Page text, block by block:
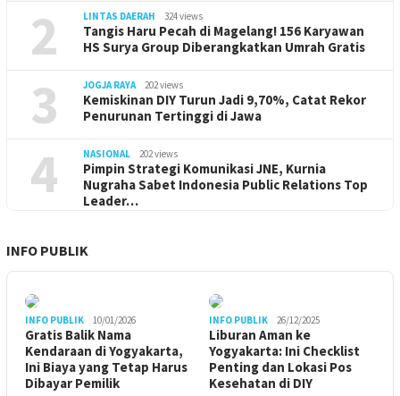
2 LINTAS DAERAH 324 views
Tangis Haru Pecah di Magelang! 156 Karyawan
HS Surya Group Diberangkatkan Umrah Gratis
3 JOGJA RAYA 202 views
Kemiskinan DIY Turun Jadi 9,70%, Catat Rekor
Penurunan Tertinggi di Jawa
4 NASIONAL 202 views
Pimpin Strategi Komunikasi JNE, Kurnia
Nugraha Sabet Indonesia Public Relations Top
Leader…
INFO PUBLIK
INFO PUBLIK 10/01/2026
Gratis Balik Nama
Kendaraan di Yogyakarta,
Ini Biaya yang Tetap Harus
Dibayar Pemilik
INFO PUBLIK 26/12/2025
Liburan Aman ke
Yogyakarta: Ini Checklist
Penting dan Lokasi Pos
Kesehatan di DIY